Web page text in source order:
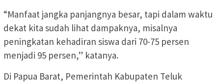
“Manfaat jangka panjangnya besar, tapi dalam waktu
dekat kita sudah lihat dampaknya, misalnya
peningkatan kehadiran siswa dari 70-75 persen
menjadi 95 persen,” katanya.
Di Papua Barat, Pemerintah Kabupaten Teluk